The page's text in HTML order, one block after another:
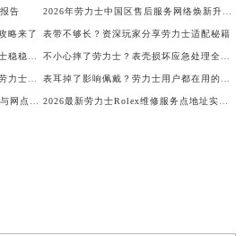
告 2026年劳力士中国区售后服务网络焕新升级公告（最新电话及地址）
略来了 表带不够长？资深玩家分享劳力士适配秘籍
表带过长毁气质？一招教你让劳力士稳稳贴腕 不小心摔了劳力士？表壳损坏应急处理全指南
表带松了别急着换！这些小技巧让劳力士贴合如新 表耳掉了影响佩戴？劳力士用户都在用的修复技巧
劳力士2026中国客户服务生态升级与网点更新公告（最新电话及地址） 2026最新劳力士Rolex维修服务点地址实地探访报告